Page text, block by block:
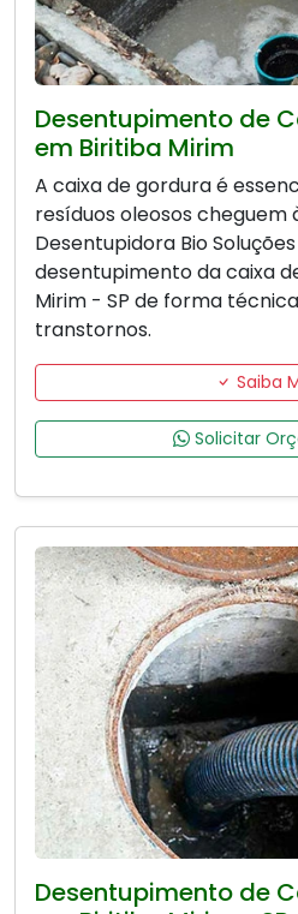
Desentupimento de
em Biritiba Mirim
A caixa de gordura é
resíduos oleosos cheguem
Desentupidora Bio
desentupimento da caixa
Mirim - SP de forma
transtornos.
Saiba
Solicitar
Desentupimento de